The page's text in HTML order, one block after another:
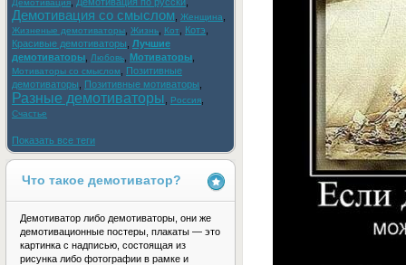
Демотивация
Демотивация со смыслом Женщина
Жизненые демотиваторы Жизнь Кот Котэ
Красивые демотиваторы Лучшие
демотиваторы
Любовь Мотиваторы
Мотиваторы со смыслом
Позитивные
демотиваторы
Позитивные мотиваторы
Разные демотиваторы Россия
Счастье
Показать все теги
Что такое демотиватор?
Демотиватор либо демотиваторы, они же
демотивационные постеры, плакаты — это
картинка с надписью, состоящая из
рисунка либо фотографии в рамке и